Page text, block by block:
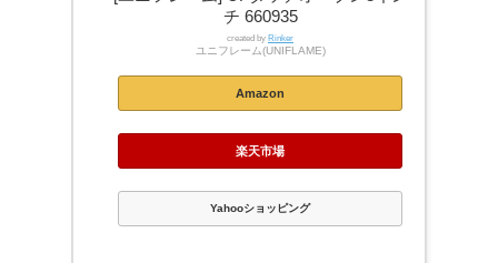
チ 660935
created by Rinker
ユニフレーム(UNIFLAME)
Amazon
楽天市場
Yahooショッピング